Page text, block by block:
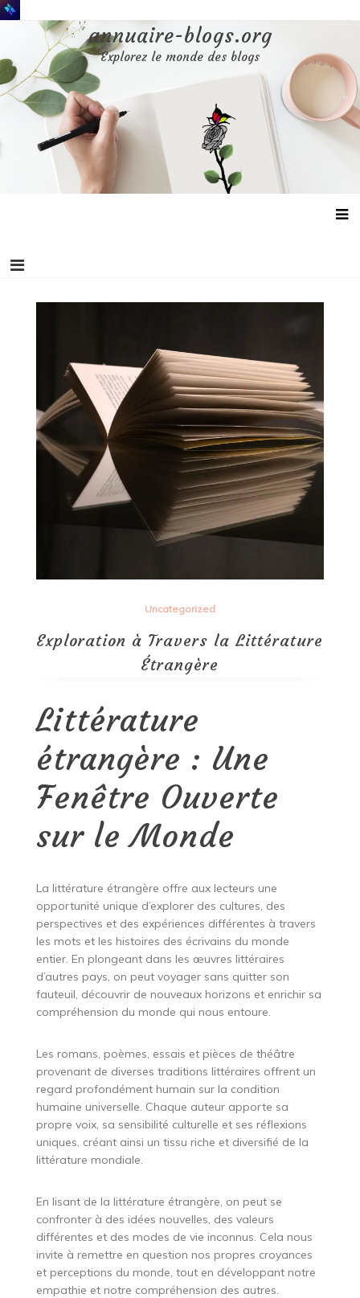
Aller
au
annuaire-blogs.org
Explorez le monde des blogs
Uncategorized
Exploration à Travers la Littérature
Étrangère
Littérature
étrangère : Une
Fenêtre Ouverte
sur le Monde
La littérature étrangère offre aux lecteurs une
opportunité unique d’explorer des cultures, des
perspectives et des expériences différentes à travers
les mots et les histoires des écrivains du monde
entier. En plongeant dans les œuvres littéraires
d’autres pays, on peut voyager sans quitter son
fauteuil, découvrir de nouveaux horizons et enrichir sa
compréhension du monde qui nous entoure.
Les romans, poèmes, essais et pièces de théâtre
provenant de diverses traditions littéraires offrent un
regard profondément humain sur la condition
humaine universelle. Chaque auteur apporte sa
propre voix, sa sensibilité culturelle et ses réflexions
uniques, créant ainsi un tissu riche et diversifié de la
littérature mondiale.
En lisant de la littérature étrangère, on peut se
confronter à des idées nouvelles, des valeurs
différentes et des modes de vie inconnus. Cela nous
invite à remettre en question nos propres croyances
et perceptions du monde, tout en développant notre
empathie et notre compréhension des autres.